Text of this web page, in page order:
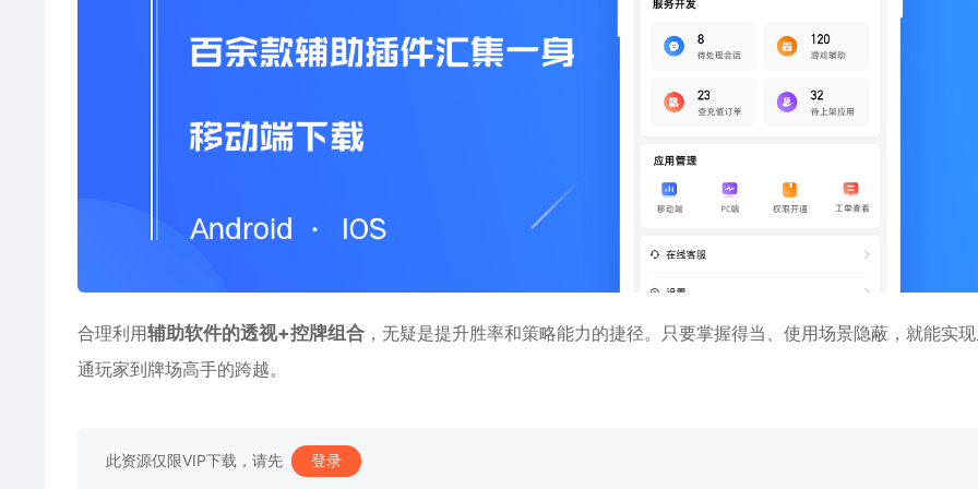
合理利用辅助软件的透视+控牌组合 ，无疑是提升胜率和策略能力的捷径。只要掌握得当、使用场景隐蔽，就能实
通玩家到牌场高手的跨越。
此资源仅限VIP下载，请先 登录